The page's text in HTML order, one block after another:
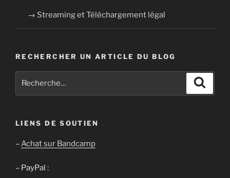
→ Streaming et Téléchargement légal
RECHERCHER UN ARTICLE DU BLOG
LIENS DE SOUTIEN
–Achat sur Bandcamp
– PayPal :